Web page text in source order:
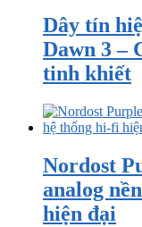
Dây tín
Dawn 3 –
tinh khiết
Nordost
analog
hiện đại